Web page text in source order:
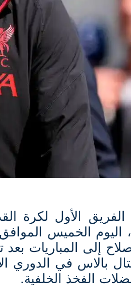
الأول لكرة
إلى المباريات بعد
بالاس في الدوري
الفخذ الخلفية.